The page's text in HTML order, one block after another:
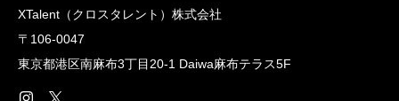
XTalent（クロスタレント）株式会社
〒106-0047
東京都港区南麻布3丁目20‐1 Daiwa麻布テラス5F